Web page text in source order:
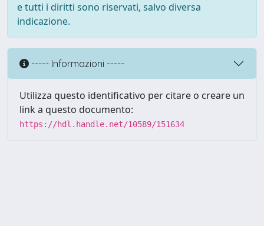
e tutti i diritti sono riservati, salvo diversa
indicazione.
----- Informazioni -----
Utilizza questo identificativo per citare o creare un
link a questo documento:
https://hdl.handle.net/10589/151634